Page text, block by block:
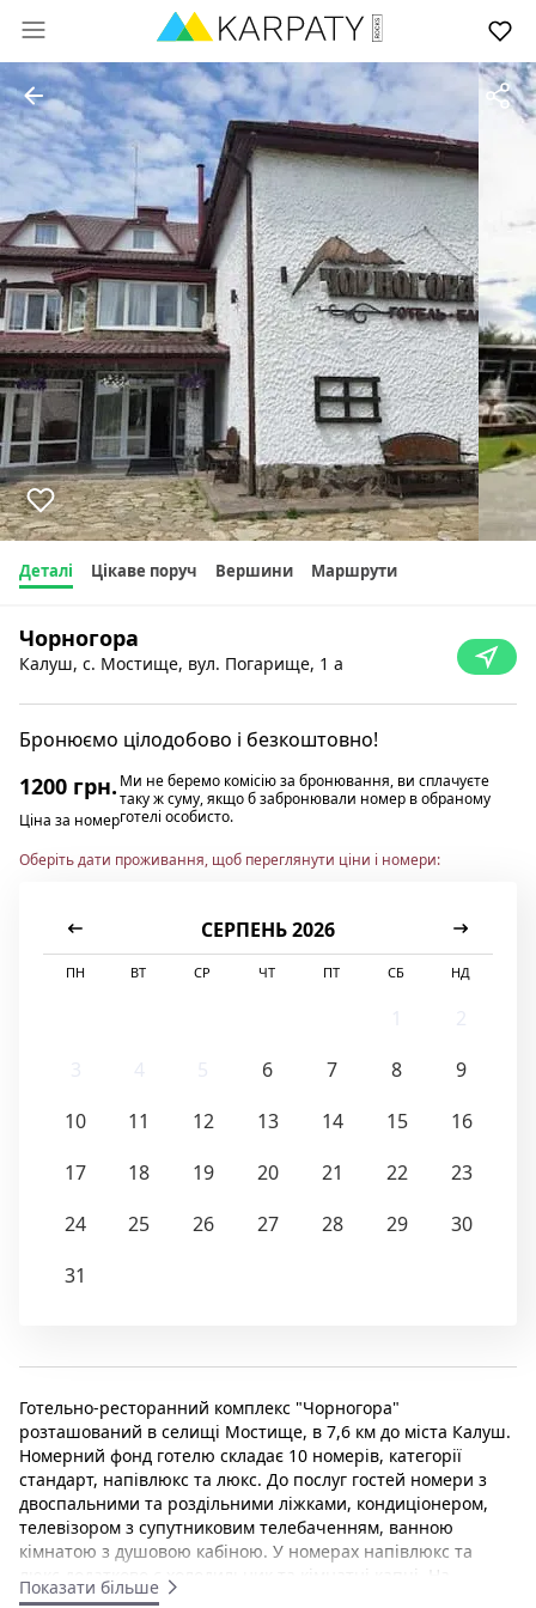
Деталі Цікаве поруч Вершини Маршрути
Чорногора
Калуш, с. Мостище, вул. Погарище, 1 а
Бронюємо цілодобово і безкоштовно!
1200 грн.
Ціна за номер
Ми не беремо комісію за бронювання, ви сплачуєте
таку ж суму, якщо б забронювали номер в обраному
готелі особисто.
Оберіть дати проживання, щоб переглянути ціни і номери:
СЕРПЕНЬ 2026
ПН ВТ СР ЧТ ПТ СБ НД
6 7 8
9
10
11 12 13 14 15
16
17
18 19 20 21 22
23
24
25 26 27 28 29
30
31
Готельно-ресторанний комплекс "Чорногора"
розташований в селищі Мостище, в 7,6 км до міста Калуш.
Номерний фонд готелю складає 10 номерів, категорії
стандарт, напівлюкс та люкс. До послуг гостей номери з
двоспальними та роздільними ліжками, кондиціонером,
телевізором з супутниковим телебаченням, ванною
кімнатою з душовою кабіною. У номерах напівлюкс та
люкс додатково є холодильник та кімнатні капці. На
території є парковка під відеонаглядом та безкоштовний
Показати більше